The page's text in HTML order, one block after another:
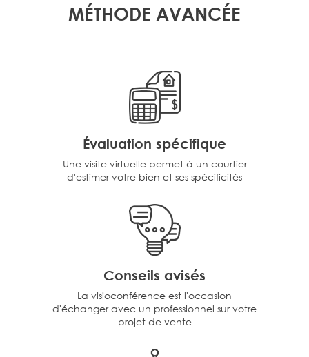
MÉTHODE AVANCÉE
Évaluation spécifique
Une visite virtuelle permet à un courtier
d'estimer votre bien et ses spécificités
Conseils avisés
La visioconférence est l'occasion
d'échanger avec un professionnel sur votre
projet de vente